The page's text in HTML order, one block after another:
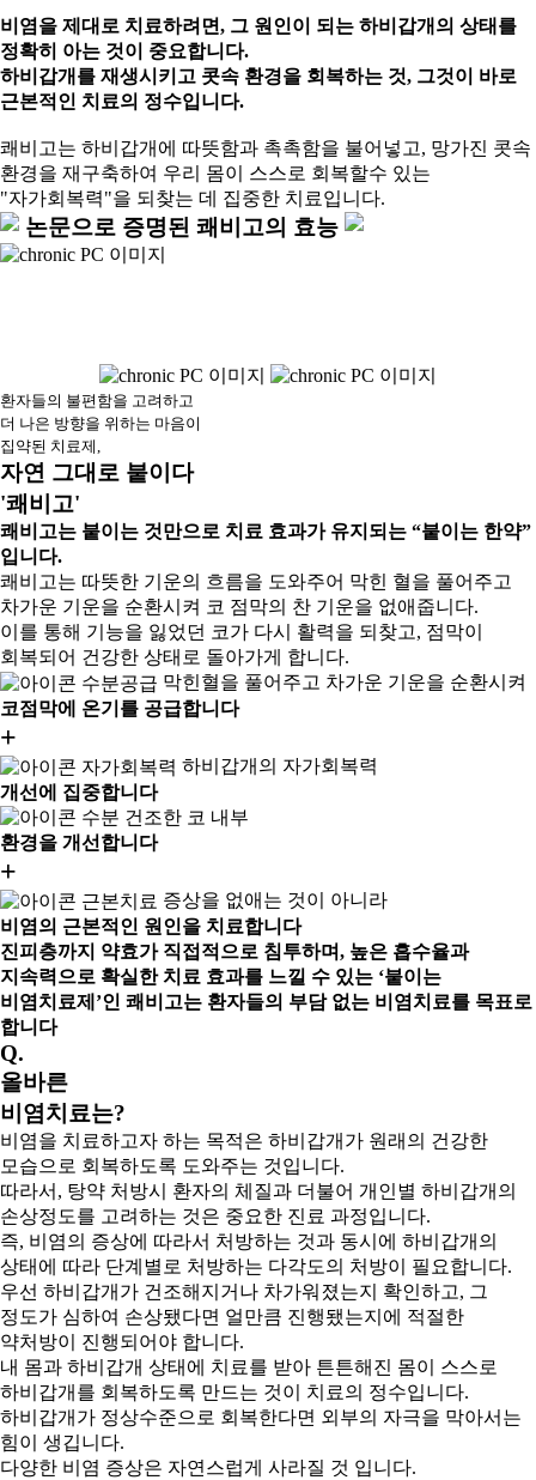
비염을 제대로 치료하려면, 그 원인이 되는 하비갑개의 상태를
정확히 아는 것이 중요합니다.
하비갑개를 재생시키고 콧속 환경을 회복하는 것, 그것이 바로
근본적인 치료의 정수입니다.
쾌비고는 하비갑개에 따뜻함과 촉촉함을 불어넣고, 망가진 콧속
환경을 재구축하여 우리 몸이 스스로 회복할수 있는
"자가회복력"을 되찾는 데 집중한 치료입니다.
논문으로 증명된 쾌비고의 효능
환자들의 불편함을 고려하고
더 나은 방향을 위하는 마음이
집약된 치료제,
자연 그대로 붙이다
'쾌비고'
쾌비고는 붙이는 것만으로 치료 효과가 유지되는 “붙이는 한약”
입니다.
쾌비고는 따뜻한 기운의 흐름을 도와주어 막힌 혈을 풀어주고
차가운 기운을 순환시켜 코 점막의 찬 기운을 없애줍니다.
이를 통해 기능을 잃었던 코가 다시 활력을 되찾고, 점막이
회복되어 건강한 상태로 돌아가게 합니다.
막힌혈을 풀어주고 차가운 기운을 순환시켜
코점막에 온기를 공급합니다
+
하비갑개의 자가회복력
개선에 집중합니다
건조한 코 내부
환경을 개선합니다
+
증상을 없애는 것이 아니라
비염의 근본적인 원인을 치료합니다
진피층까지 약효가 직접적으로 침투하며, 높은 흡수율과
지속력으로 확실한 치료 효과를 느낄 수 있는 ‘붙이는
비염치료제’인 쾌비고는 환자들의 부담 없는 비염치료를 목표로
합니다
Q.
올바른
비염치료는?
비염을 치료하고자 하는 목적은 하비갑개가 원래의 건강한
모습으로 회복하도록 도와주는 것입니다.
따라서, 탕약 처방시 환자의 체질과 더불어 개인별 하비갑개의
손상정도를 고려하는 것은 중요한 진료 과정입니다.
즉, 비염의 증상에 따라서 처방하는 것과 동시에 하비갑개의
상태에 따라 단계별로 처방하는 다각도의 처방이 필요합니다.
우선 하비갑개가 건조해지거나 차가워졌는지 확인하고, 그
정도가 심하여 손상됐다면 얼만큼 진행됐는지에 적절한
약처방이 진행되어야 합니다.
내 몸과 하비갑개 상태에 치료를 받아 튼튼해진 몸이 스스로
하비갑개를 회복하도록 만드는 것이 치료의 정수입니다.
하비갑개가 정상수준으로 회복한다면 외부의 자극을 막아서는
힘이 생깁니다.
다양한 비염 증상은 자연스럽게 사라질 것 입니다.